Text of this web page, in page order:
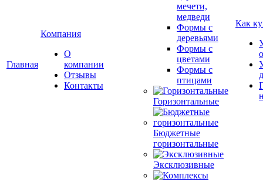
Главная
Компания
О
компании
Отзывы
Контакты
мечети,
медведи
Формы с
деревьями
Формы с
цветами
Формы с
птицами
Горизонтальные
Бюджетные
горизонтальные
Эксклюзивные
Как